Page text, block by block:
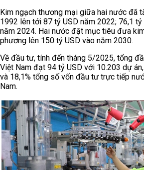
Kim ngạch thương mại giữa hai nước đã
1992 lên tới 87 tỷ USD năm 2022; 76,1
năm 2024. Hai nước đặt mục tiêu đưa
phương lên 150 tỷ USD vào năm 2030.
Về đầu tư, tính đến tháng 5/2025, tổng
Việt Nam đạt 94 tỷ USD với 10.203 dự
và 18,1% tổng số vốn đầu tư trực tiếp
Nam.